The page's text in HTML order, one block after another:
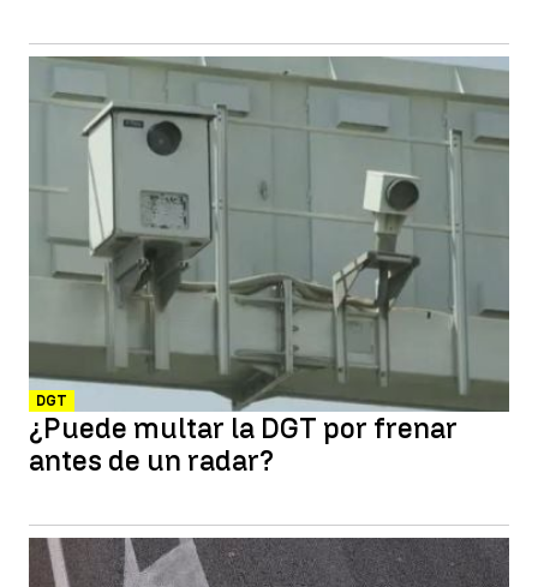
DGT
¿Puede multar la DGT por frenar
antes de un radar?